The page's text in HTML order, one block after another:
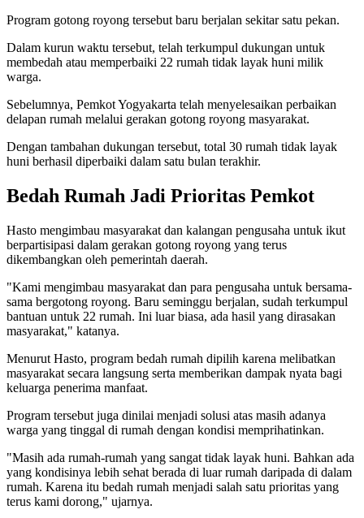
Program gotong royong tersebut baru berjalan sekitar satu pekan.
Dalam kurun waktu tersebut, telah terkumpul dukungan untuk
membedah atau memperbaiki 22 rumah tidak layak huni milik
warga.
Sebelumnya, Pemkot Yogyakarta telah menyelesaikan perbaikan
delapan rumah melalui gerakan gotong royong masyarakat.
Dengan tambahan dukungan tersebut, total 30 rumah tidak layak
huni berhasil diperbaiki dalam satu bulan terakhir.
Bedah Rumah Jadi Prioritas Pemkot
Hasto mengimbau masyarakat dan kalangan pengusaha untuk ikut
berpartisipasi dalam gerakan gotong royong yang terus
dikembangkan oleh pemerintah daerah.
"Kami mengimbau masyarakat dan para pengusaha untuk bersama-
sama bergotong royong. Baru seminggu berjalan, sudah terkumpul
bantuan untuk 22 rumah. Ini luar biasa, ada hasil yang dirasakan
masyarakat," katanya.
Menurut Hasto, program bedah rumah dipilih karena melibatkan
masyarakat secara langsung serta memberikan dampak nyata bagi
keluarga penerima manfaat.
Program tersebut juga dinilai menjadi solusi atas masih adanya
warga yang tinggal di rumah dengan kondisi memprihatinkan.
"Masih ada rumah-rumah yang sangat tidak layak huni. Bahkan ada
yang kondisinya lebih sehat berada di luar rumah daripada di dalam
rumah. Karena itu bedah rumah menjadi salah satu prioritas yang
terus kami dorong," ujarnya.